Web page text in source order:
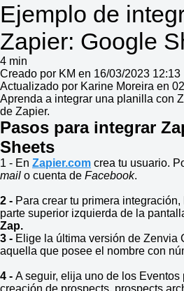
Ejemplo de
Zapier: Google
4 min
Creado por KM en 16/03/2023 12:13
Actualizado por Karine Moreira en
Aprenda a integrar una planilla con
de Zapier.
Pasos para integrar
Sheets
1 - En Zapier.com crea tu usuario.
mail o cuenta de Facebook.
2 - Para crear tu primera
parte superior izquierda de la
Zap.
3 - Elige la última versión de Zenvia
aquella que posee el nombre con
4 - A seguir, elija uno de los Eventos
creación de prospects, prospects